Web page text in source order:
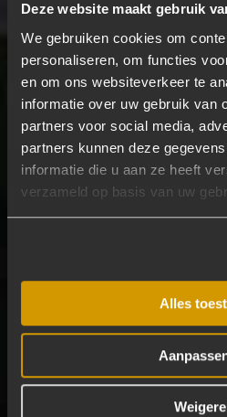
Deze website maakt gebruik
We gebruiken cookies om
personaliseren, om functies
en om ons websiteverkeer te
informatie over uw gebruik van
partners voor social media,
partners kunnen deze
informatie die u aan ze heeft
verzameld op basis van uw
Alles